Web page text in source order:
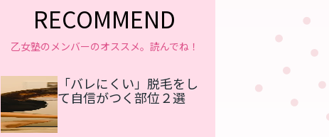
RECOMMEND
乙女塾のメンバーのオススメ。読んでね！
「バレにくい」脱毛をし
て自信がつく部位２選